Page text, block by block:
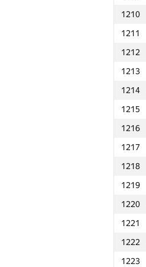
1210
1211
1212
1213
1214
1215
1216
1217
1218
1219
1220
1221
1222
1223